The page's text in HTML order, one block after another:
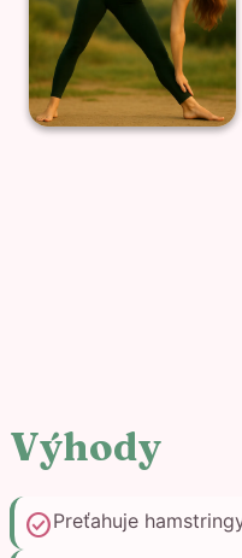
Výhody
check_circlePreťahuje